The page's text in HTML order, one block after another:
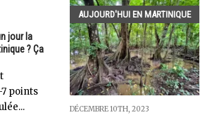
jour la
? Ça
points
AUJOURD'HUI EN MARTINIQUE
DÉCEMBRE 10TH, 2023